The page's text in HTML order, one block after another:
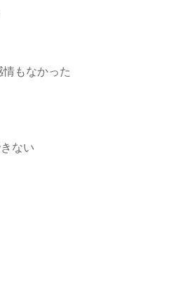
もなかった
ない